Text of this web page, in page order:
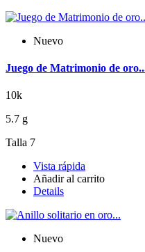
Nuevo
Juego de Matrimonio de
10k
5.7 g
Talla 7
Vista rápida
Añadir al carrito
Details
Nuevo